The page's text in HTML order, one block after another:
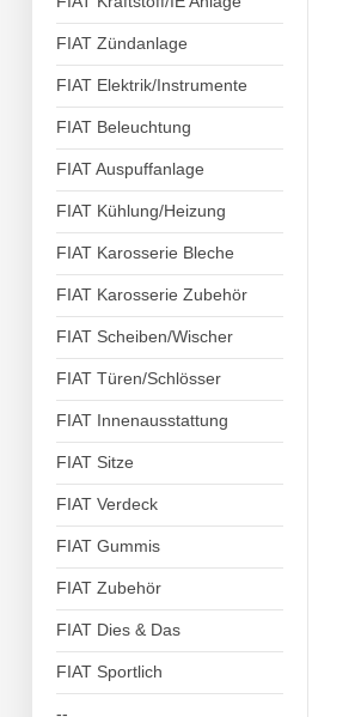
FIAT Zündanlage
FIAT Elektrik/Instrumente
FIAT Beleuchtung
FIAT Auspuffanlage
FIAT Kühlung/Heizung
FIAT Karosserie Bleche
FIAT Karosserie Zubehör
FIAT Scheiben/Wischer
FIAT Türen/Schlösser
FIAT Innenausstattung
FIAT Sitze
FIAT Verdeck
FIAT Gummis
FIAT Zubehör
FIAT Dies & Das
FIAT Sportlich